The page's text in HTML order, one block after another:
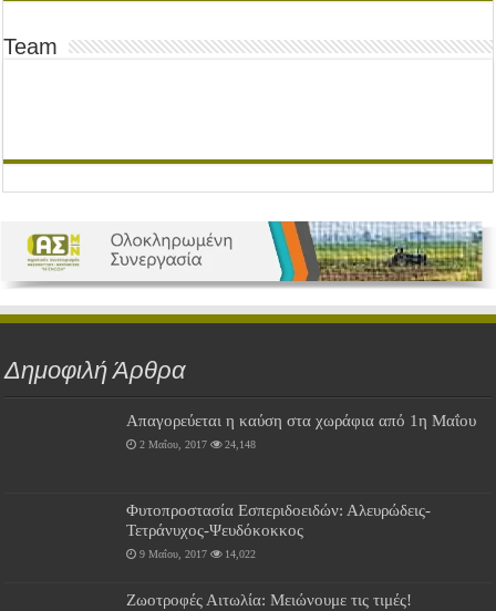
Team
Δημοφιλή Άρθρα
Απαγορεύεται η καύση στα χωράφια από 1η Μαΐου
2 Μαΐου, 2017 24,148
Φυτοπροστασία Εσπεριδοειδών: Αλευρώδεις-
Τετράνυχος-Ψευδόκοκκος
9 Μαΐου, 2017 14,022
Ζωοτροφές Αιτωλία: Μειώνουμε τις τιμές!